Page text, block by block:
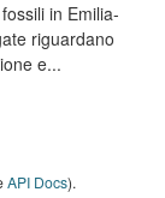
in Emilia-
riguardano
e...
API Docs).